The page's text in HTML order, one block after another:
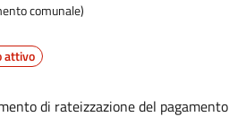
comunale)
attivo
di rateizzazione del